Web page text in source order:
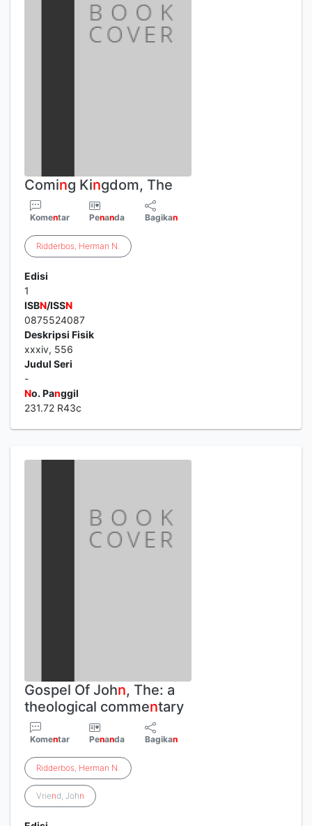
Coming Kingdom, The
Komentar Penanda Bagikan
Ridderbos, Herman N.
Edisi
1
ISBN/ISSN
0875524087
Deskripsi Fisik
xxxiv, 556
Judul Seri
-
No. Panggil
231.72 R43c
Gospel Of John, The: a
theological commentary
Komentar Penanda Bagikan
Ridderbos, Herman N.
Vriend, John